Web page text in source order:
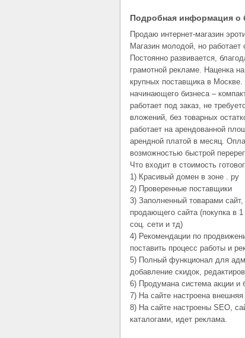
Подробная информация о
Продаю интернет-магазин
Магазин молодой, но
Постоянно развивается,
грамотной рекламе. Наценка
крупных поставщика в
начинающего бизнеса –
работает под заказ, не
вложений, без товарных
работает на арендованной
арендной платой в месяц.
возможностью быстрой
Что входит в стоимость
1) Красивый домен в зоне . ру
2) Проверенные поставщики
3) Заполненный товарами
продающего сайта (покупка в
cоц. сети и тд)
4) Рекомендации по
поставить процесс работы и
5) Полный функционал для
добавление скидок,
6) Продумана система акции и
7) На сайте настроена
8) На сайте настроены SEO,
каталогами, идет реклама.